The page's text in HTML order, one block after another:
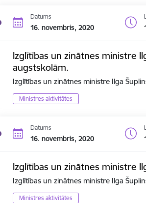
Datums
16. novembris, 2020
Izglītības un zinātnes ministre
augstskolām.
Izglītības un zinātnes ministre Ilga
Ministres aktivitātes
Datums
16. novembris, 2020
Izglītības un zinātnes ministre
Izglītības un zinātnes ministre Ilga
Ministres aktivitātes